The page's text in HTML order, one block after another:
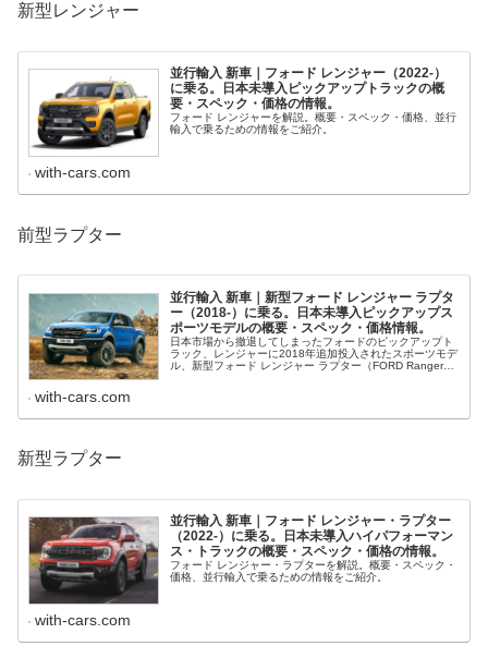
新型レンジャー
並行輸入 新車｜フォード レンジャー（2022-）
に乗る。日本未導入ピックアップトラックの概
要・スペック・価格の情報。
フォード レンジャーを解説。概要・スペック・価格、並行
輸入で乗るための情報をご紹介。
with-cars.com
前型ラプター
並行輸入 新車｜新型フォード レンジャー ラプタ
ー（2018-）に乗る。日本未導入ピックアップス
ポーツモデルの概要・スペック・価格情報。
日本市場から撤退してしまったフォードのピックアップト
ラック、レンジャーに2018年追加投入されたスポーツモデ
ル、新型フォード レンジャー ラプター（FORD Ranger
with-cars.com
新型ラプター
並行輸入 新車｜フォード レンジャー・ラプター
（2022-）に乗る。日本未導入ハイパフォーマン
ス・トラックの概要・スペック・価格の情報。
フォード レンジャー・ラプターを解説。概要・スペック・
価格、並行輸入で乗るための情報をご紹介。
with-cars.com